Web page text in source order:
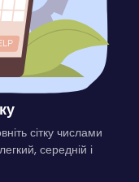
сітку числами
середній і